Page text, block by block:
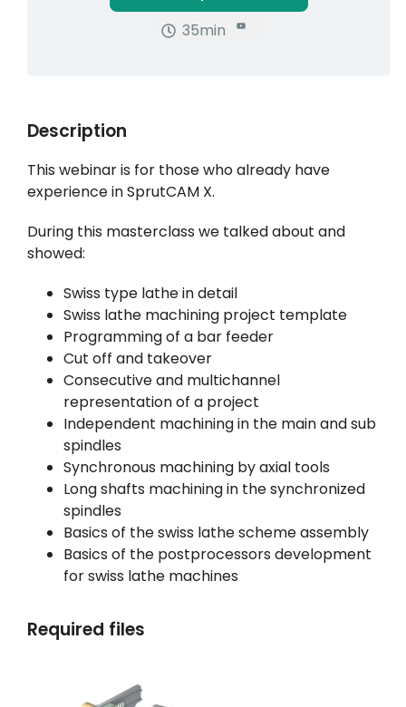
35min
Description
This webinar is for those who already have
experience in SprutCAM X.
During this masterclass we talked about and
showed:
Swiss type lathe in detail
Swiss lathe machining project template
Programming of a bar feeder
Cut off and takeover
Consecutive and multichannel
representation of a project
Independent machining in the main and sub
spindles
Synchronous machining by axial tools
Long shafts machining in the synchronized
spindles
Basics of the swiss lathe scheme assembly
Basics of the postprocessors development
for swiss lathe machines
Required files